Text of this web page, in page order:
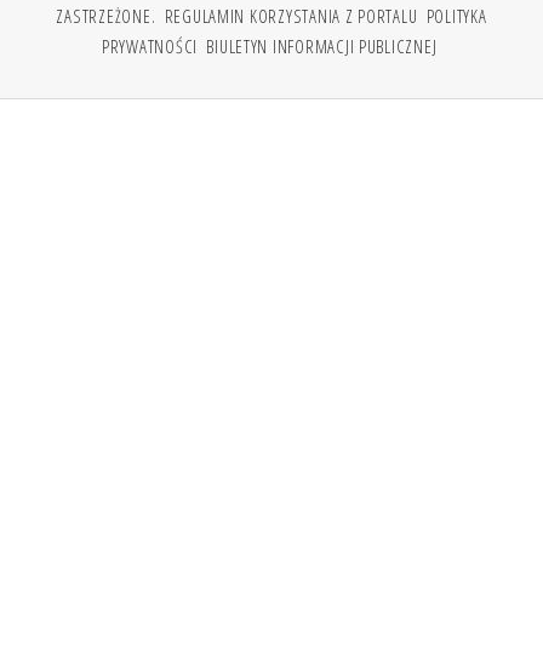
ZASTRZEŻONE. REGULAMIN KORZYSTANIA Z PORTALU POLITYKA
PRYWATNOŚCI BIULETYN INFORMACJI PUBLICZNEJ